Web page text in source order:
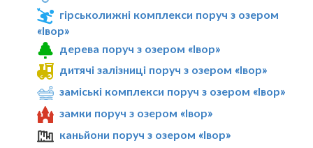
гірськолижні комплекси поруч з озером
«Івор»
дерева поруч з озером «Івор»
дитячі залізниці поруч з озером «Івор»
заміські комплекси поруч з озером «Івор»
замки поруч з озером «Івор»
каньйони поруч з озером «Івор»